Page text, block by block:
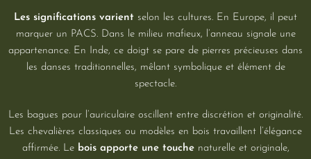
Les significations varient selon les cultures. En Europe, il peut
marquer un PACS. Dans le milieu mafieux, l’anneau signale une
appartenance. En Inde, ce doigt se pare de pierres précieuses dans
les danses traditionnelles, mêlant symbolique et élément de
spectacle.
Les bagues pour l’auriculaire oscillent entre discrétion et originalité.
Les chevalières classiques ou modèles en bois travaillent l’élégance
affirmée. Le bois apporte une touchenaturelle et originale,